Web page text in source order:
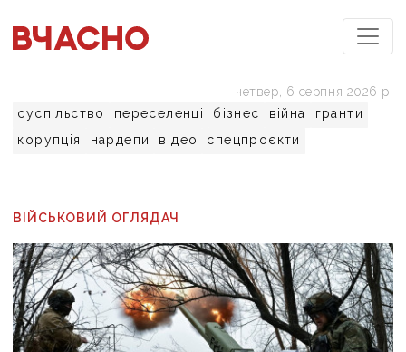
суспільство переселенці бізнес війна
гранти
корупція
нардепи відео спецпроєкти
четвер, 6 серпня 2026 р.
ВІЙСЬКОВИЙ ОГЛЯДАЧ